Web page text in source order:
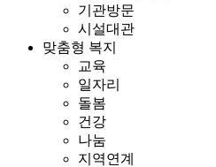
기관방문
시설대관
맞춤형 복지
교육
일자리
돌봄
건강
나눔
지역연계